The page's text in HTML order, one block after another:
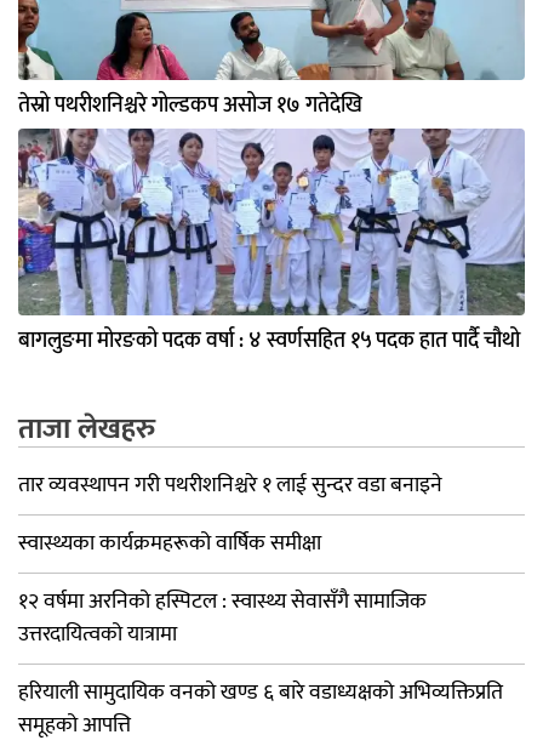
तेस्रो पथरीशनिश्चरे गोल्डकप असोज १७ गतेदेखि
बागलुङमा मोरङको पदक वर्षा : ४ स्वर्णसहित १५ पदक हात पार्दै चौथो
ताजा लेखहरु
तार व्यवस्थापन गरी पथरीशनिश्चरे १ लाई सुन्दर वडा बनाइने
स्वास्थ्यका कार्यक्रमहरूको वार्षिक समीक्षा
१२ वर्षमा अरनिको हस्पिटल : स्वास्थ्य सेवासँगै सामाजिक
उत्तरदायित्वको यात्रामा
हरियाली सामुदायिक वनको खण्ड ६ बारे वडाध्यक्षको अभिव्यक्तिप्रति
समूहको आपत्ति